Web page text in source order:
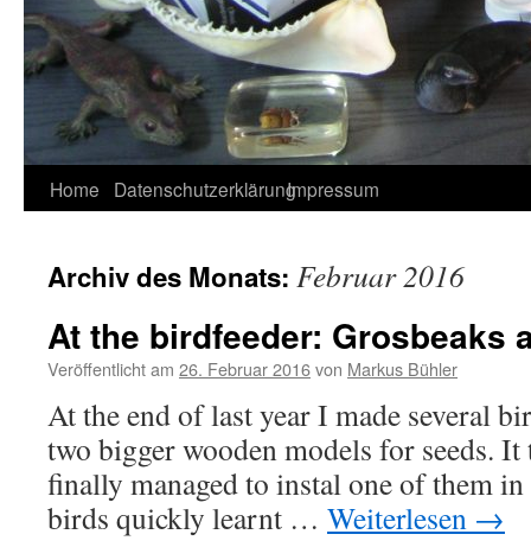
Home DatenschutzerklärungImpressum
Archiv des Monats: Februar 2016
At the birdfeeder: Grosbeaks
Veröffentlicht am 26. Februar 2016von Markus Bühler
At the end of last year I made several
two bigger wooden models for seeds.
finally managed to instal one of them
birds quickly learnt … Weiterlesen →